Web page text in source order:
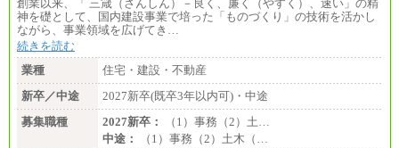
創業以来、「 三箴（さんしん）－良く、廉く（やすく）、速い」の精
神を礎として、国内建設事業で培った「ものづくり」の技術を活かし
ながら、事業領域を広げてき…
続きを読む
業種
住宅・建設・不動産
新卒／中途
2027新卒(既卒3年以内可)・中途
募集職種
2027新卒：
（1）事務（2）土…
中途：
（1）事務（2）土木（…